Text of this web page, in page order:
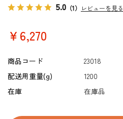
5.0 （1） レビューを見る
￥6,270
商品コード
23018
配送用重量(g)
1200
在庫
在庫品